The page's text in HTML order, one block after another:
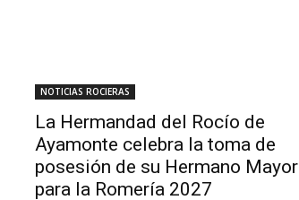
NOTICIAS ROCIERAS
La Hermandad del Rocío de
Ayamonte celebra la toma de
posesión de su Hermano Mayor
para la Romería 2027